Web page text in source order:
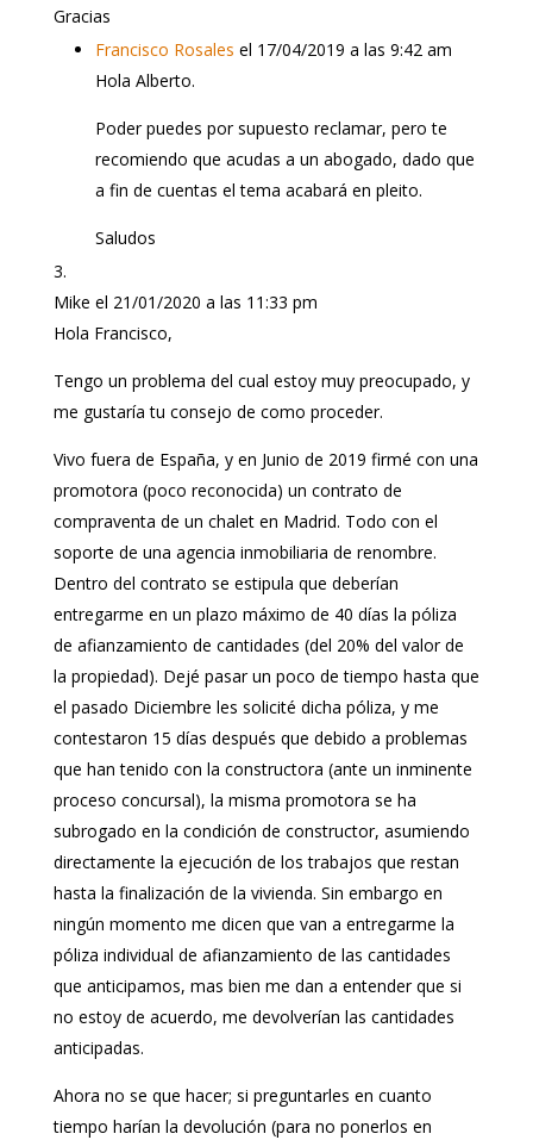
Gracias
Francisco Rosales el 17/04/2019 a las 9:42 am
Hola Alberto.
Poder puedes por supuesto reclamar, pero te
recomiendo que acudas a un abogado, dado que
a fin de cuentas el tema acabará en pleito.
Saludos
Mike el 21/01/2020 a las 11:33 pm
Hola Francisco,
Tengo un problema del cual estoy muy preocupado, y
me gustaría tu consejo de como proceder.
Vivo fuera de España, y en Junio de 2019 firmé con una
promotora (poco reconocida) un contrato de
compraventa de un chalet en Madrid. Todo con el
soporte de una agencia inmobiliaria de renombre.
Dentro del contrato se estipula que deberían
entregarme en un plazo máximo de 40 días la póliza
de afianzamiento de cantidades (del 20% del valor de
la propiedad). Dejé pasar un poco de tiempo hasta que
el pasado Diciembre les solicité dicha póliza, y me
contestaron 15 días después que debido a problemas
que han tenido con la constructora (ante un inminente
proceso concursal), la misma promotora se ha
subrogado en la condición de constructor, asumiendo
directamente la ejecución de los trabajos que restan
hasta la finalización de la vivienda. Sin embargo en
ningún momento me dicen que van a entregarme la
póliza individual de afianzamiento de las cantidades
que anticipamos, mas bien me dan a entender que si
no estoy de acuerdo, me devolverían las cantidades
anticipadas.
Ahora no se que hacer; si preguntarles en cuanto
tiempo harían la devolución (para no ponerlos en